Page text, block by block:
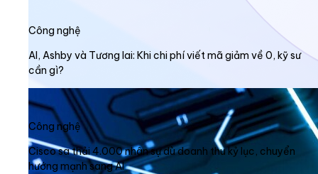
Công nghệ
AI, Ashby và Tương lai: Khi chi phí viết mã giảm về 0, kỹ sư
cần gì?
Công nghệ
Cisco sa thải 4.000 nhân sự dù doanh thu kỷ lục, chuyển
hướng mạnh sang AI